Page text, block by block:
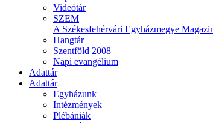
Videótár
SZEM
A Székesfehérvári Egyházmegye
Hangtár
Szentföld 2008
Napi evangélium
Adattár
Adattár
Egyházunk
Intézmények
Plébániák